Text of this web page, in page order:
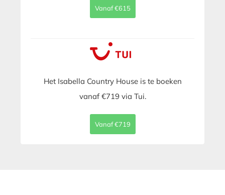
Vanaf €615
Het Isabella Country House is te boeken
vanaf €719 via Tui.
Vanaf €719